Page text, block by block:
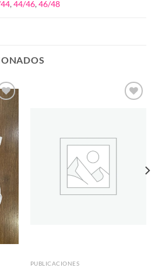
,44/46,46/48
de
PUBLICACIONES